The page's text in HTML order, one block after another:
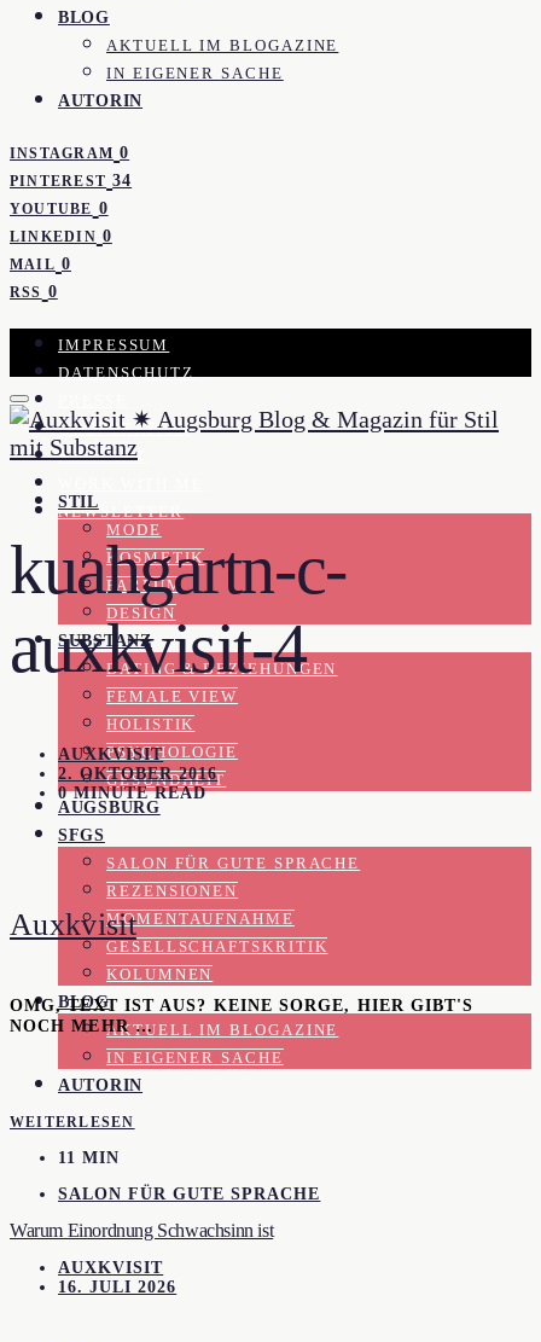
BLOG
AKTUELL IM BLOGAZINE
IN EIGENER SACHE
AUTORIN
INSTAGRAM 0
PINTEREST 34
YOUTUBE 0
LINKEDIN 0
MAIL 0
RSS 0
IMPRESSUM
DATENSCHUTZ
KOOPERATION
KONTAKT
NEWSLETTER
STIL
MODE
KOSMETIK
PARFUM
DESIGN
SUBSTANZ
DATING & BEZIEHUNGEN
FEMALE VIEW
HOLISTIK
PSYCHOLOGIE
GESUNDHEIT
AUGSBURG
SFGS
SALON FÜR GUTE SPRACHE
REZENSIONEN
MOMENTAUFNAHME
GESELLSCHAFTSKRITIK
KOLUMNEN
BLOG
AKTUELL IM BLOGAZINE
IN EIGENER SACHE
AUTORIN
kuahgartn-c-
auxkvisit-4
AUXKVISIT
2. OKTOBER 2016
0 MINUTE READ
Auxkvisit
OMG, TEXT IST AUS? KEINE SORGE, HIER GIBT'S
NOCH MEHR …
WEITERLESEN
11 MIN
SALON FÜR GUTE SPRACHE
Warum Einordnung Schwachsinn ist
AUXKVISIT
16. JULI 2026